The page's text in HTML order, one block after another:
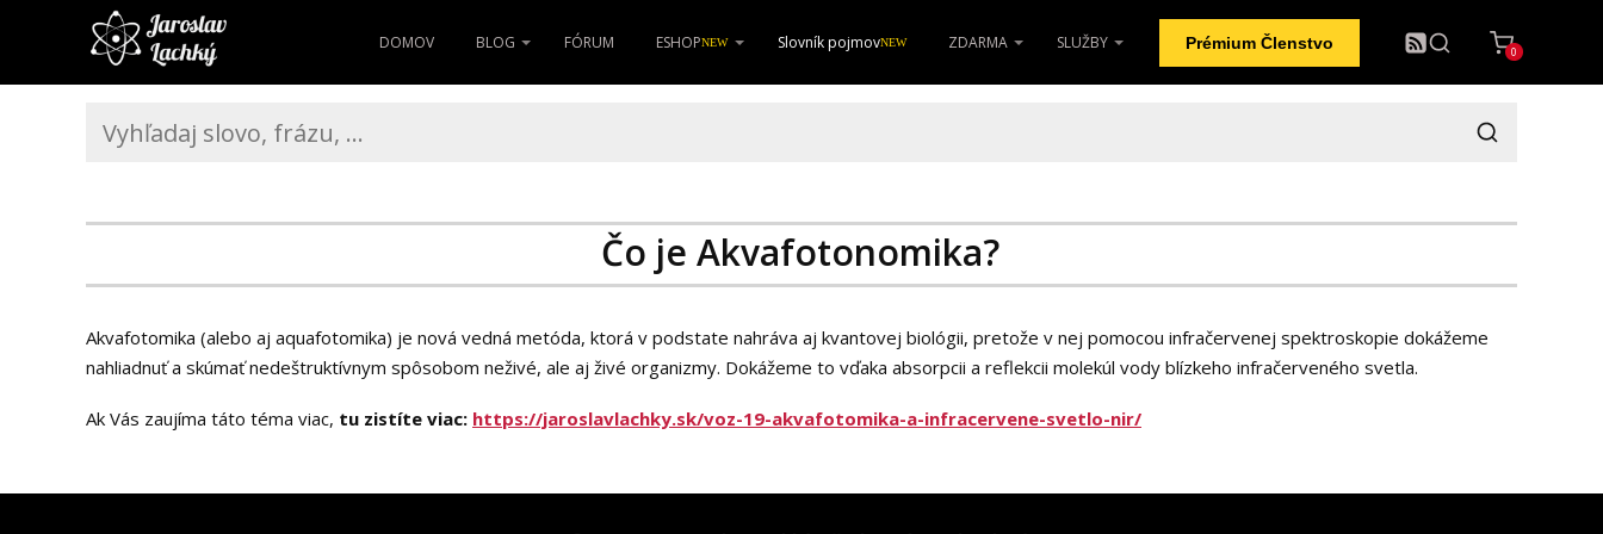
DOMOV BLOG FÓRUM ESHOPNEW Slovník pojmovNEW ZDARMA SLUŽBY Prémium Členstvo 0
Čo je Akvafotonomika?
Akvafotomika (alebo aj aquafotomika) je nová vedná metóda, ktorá v podstate nahráva aj kvantovej biológii, pretože v nej pomocou infračervenej spektroskopie dokážeme
nahliadnuť a skúmať nedeštruktívnym spôsobom neživé, ale aj živé organizmy. Dokážeme to vďaka absorpcii a reflekcii molekúl vody blízkeho infračerveného svetla.
Ak Vás zaujíma táto téma viac, tu zistíte viac: https://jaroslavlachky.sk/voz-19-akvafotomika-a-infracervene-svetlo-nir/